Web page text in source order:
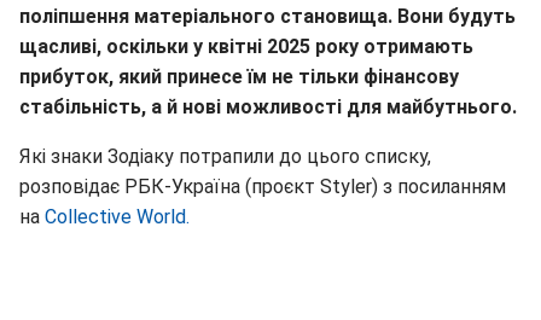
поліпшення матеріального становища. Вони будуть
щасливі, оскільки у квітні 2025 року отримають
прибуток, який принесе їм не тільки фінансову
стабільність, а й нові можливості для майбутнього.
Які знаки Зодіаку потрапили до цього списку,
розповідає РБК-Україна (проєкт Styler) з посиланням
на Collective World.